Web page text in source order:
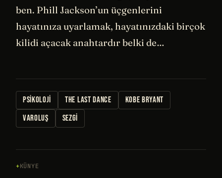
ben. Phill Jackson’un üçgenlerini
hayatınıza uyarlamak, hayatınızdaki birçok
kilidi açacak anahtardır belki de…
PSIKOLOJI THE LAST DANCE
KOBE BRYANT
VAROLUŞ
SEZGI
KÜNYE